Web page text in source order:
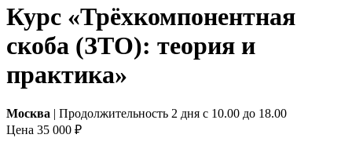
Курс «Трёхкомпонентная
скоба (ЗТО): теория и
практика»
Москва | Продолжительность 2 дня с 10.00 до 18.00
Цена 35 000 ₽